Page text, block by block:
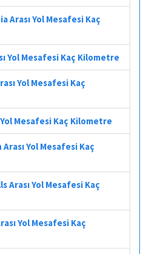
Arası Yol Mesafesi Kaç
Yol Mesafesi Kaç Kilometre
Yol Mesafesi Kaç
Mesafesi Kaç Kilometre
Yol Mesafesi Kaç
Arası Yol Mesafesi Kaç
Yol Mesafesi Kaç